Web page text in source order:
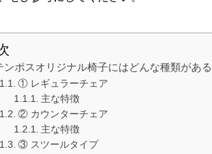
ンポスオリジナル椅子にはどんな種類があ
① レギュラーチェア
主な特徴
② カウンターチェア
主な特徴
③ スツールタイプ